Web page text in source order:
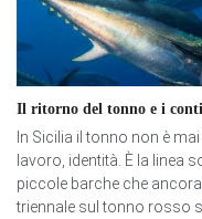
Il ritorno del tonno e i
In Sicilia il tonno non è
lavoro, identità. È la linea
piccole barche che
triennale sul tonno rosso